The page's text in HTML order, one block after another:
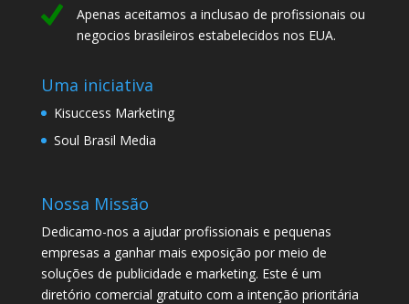
Apenas aceitamos a inclusao de profissionais ou
negocios brasileiros estabelecidos nos EUA.
Uma iniciativa
Kisuccess Marketing
Soul Brasil Media
Nossa Missão
Dedicamo-nos a ajudar profissionais e pequenas
empresas a ganhar mais exposição por meio de
soluções de publicidade e marketing. Este é um
diretório comercial gratuito com a intenção prioritária